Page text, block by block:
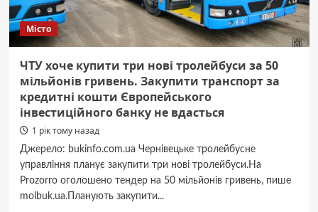
Місто
ЧТУ хоче купити три нові тролейбуси за 50
мільйонів гривень. Закупити транспорт за
кредитні кошти Європейського
інвестиційного банку не вдасться
1 рік тому назад
Джерело: bukinfo.com.ua Чернівецьке тролейбусне
управління планує закупити три нові тролейбуси.На
Prozorro оголошено тендер на 50 мільйонів гривень, пише
molbuk.ua.Планують закупити...